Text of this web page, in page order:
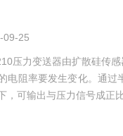
09-25
压力变送器由扩散硅传
电阻率要发生变化。通
，可输出与压力信号成正